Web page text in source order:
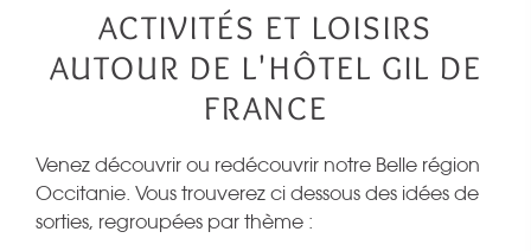
ACTIVITÉS ET LOISIRS
AUTOUR DE L'HÔTEL GIL DE
FRANCE
Venez découvrir ou redécouvrir notre Belle région
Occitanie. Vous trouverez ci dessous des idées de
sorties, regroupées par thème :